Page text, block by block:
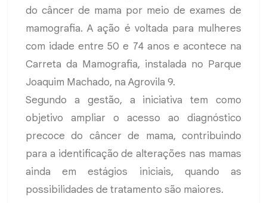
do câncer de mama por meio de exames de
mamografia. A ação é voltada para mulheres
com idade entre 50 e 74 anos e acontece na
Carreta da Mamografia, instalada no Parque
Joaquim Machado, na Agrovila 9.
Segundo a gestão, a iniciativa tem como
objetivo ampliar o acesso ao diagnóstico
precoce do câncer de mama, contribuindo
para a identificação de alterações nas mamas
ainda em estágios iniciais, quando as
possibilidades de tratamento são maiores.